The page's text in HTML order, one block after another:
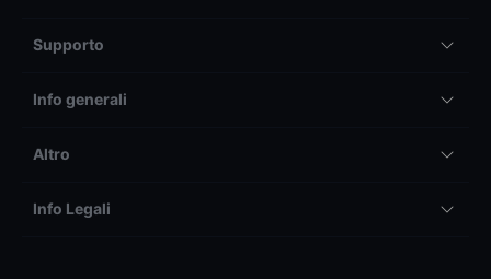
Supporto
Info generali
Altro
Info Legali